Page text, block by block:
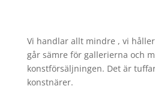
Vi handlar allt mindre , vi
går sämre för gallerierna och
konstförsäljningen. Det är
konstnärer.